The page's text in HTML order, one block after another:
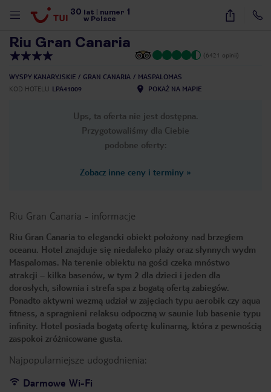
30 lat numer 1
w Polsce
40
Riu Gran Canaria
(6421 opinii)
WYSPY KANARYJSKIE GRAN CANARIA
MASPALOMAS
KOD HOTELU LPA41009 POKAŻ NA MAPIE
Ups, ta oferta nie jest dostępna.
Przygotowaliśmy dla Ciebie
podobne oferty:
Zobacz inne ceny i terminy »
Riu Gran Canaria - informacje
Riu Gran Canaria to elegancki obiekt położony nad brzegiem
oceanu. Hotel znajduje się niedaleko plaży oraz słynnych wydm
Maspalomas. Na terenie obiektu na gości czeka mnóstwo
atrakcji – kilka basenów, w tym 2 dla dzieci i jeden dla
dorosłych, siłownia i strefa spa z bogatą ofertą zabiegów.
Ponadto aktywni wezmą udział w zajęciach typu aerobik czy aqua
fitness, a spragnieni relaksu odpoczną w saunie lub basenie typu
infinity. Hotel posiada bogatą ofertę kulinarną, która z pewnością
zaspokoi zróżnicowane gusta.
Najpopularniejsze udogodnienia:
Darmowe Wi-Fi